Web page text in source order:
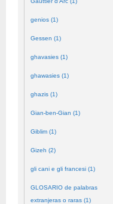
genios (1)
Gessen (1)
ghavasies (1)
ghawasies (1)
ghazis (1)
Gian-ben-Gian (1)
Giblim (1)
Gizeh (2)
gli cani e gli francesi (1)
GLOSARIO de palabras
extranjeras o raras (1)